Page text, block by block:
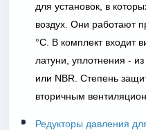
для установок, в
воздух. Они работают
°C. В комплект входит
латуни, уплотнения -
или NBR. Степень
вторичным
Редукторы давления